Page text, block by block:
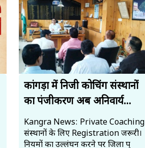
कांगड़ा में निजी कोचिंग संस्थानों
का पंजीकरण अब अनिवार्य...
Kangra News: Private Coaching
संस्थानों के लिए Registration जरूरी।
नियमों का उल्लंघन करने पर जिला प्